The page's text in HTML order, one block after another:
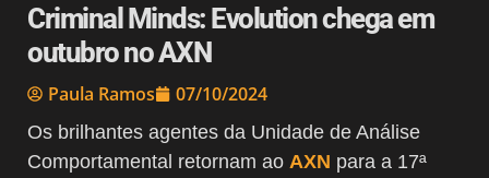
Criminal Minds: Evolution chega em
outubro no AXN
Paula Ramos 07/10/2024
Os brilhantes agentes da Unidade de Análise
Comportamental retornam ao AXN para a 17ª